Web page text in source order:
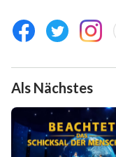
immer im Licht
Durchtränkt von
Folge einfach
und Er wird dich
Als Nächstes